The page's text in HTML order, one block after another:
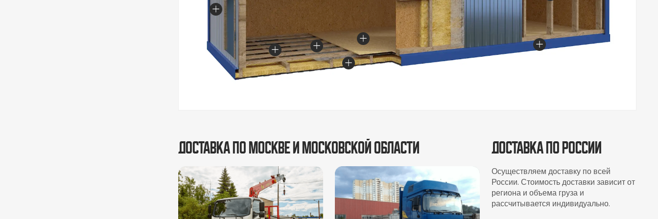
Доставка по Москве и Московской области Доставка по России
Осуществляем доставку по всей
России. Стоимость доставки зависит от
региона и объема груза и
рассчитывается индивидуально.